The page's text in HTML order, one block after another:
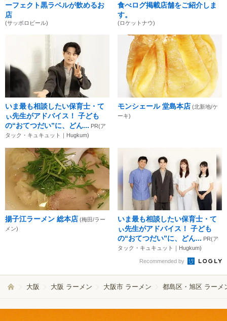
ーフェクト黒ラベルが飲めるお
店
(サッポロビール)
食べログ掲載店舗をご紹介しま
す。
(ロケットナウ)
いま最も相談したい保育士・て
ぃ先生がアドバイス！ 子ども
の“おてつだい”に、どん... PR(ア
タック・キュキュット｜Hugkum)
モンシェール 堂島本店 (北新地/ケ
ーキ)
揚子江ラーメン 総本店 (梅田/ラー
メン)
いま最も相談したい保育士・て
ぃ先生がアドバイス！ 子ども
の“おてつだい”に、どん... PR(ア
タック・キュキュット｜Hugkum)
Recommended by
大阪 大阪 ラーメン 大阪市 ラーメン 都島区・旭区 ラーメ